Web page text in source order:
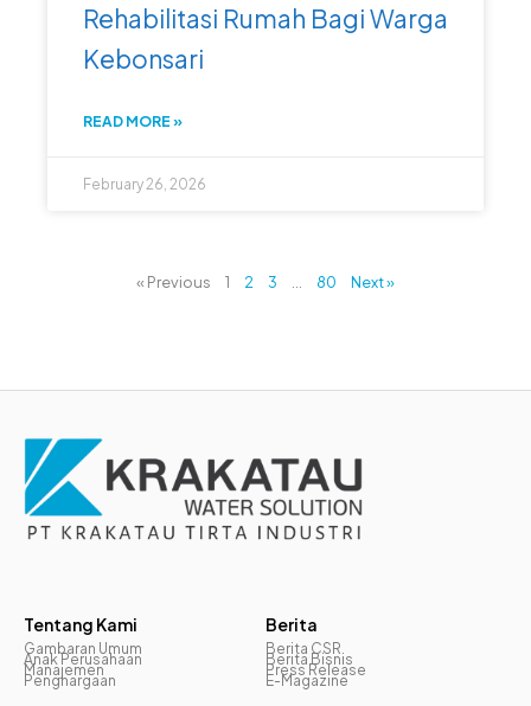
Rehabilitasi Rumah Bagi Warga
Kebonsari
READ MORE »
February 26, 2026
« Previous 1 2 3 80 Next »
Tentang Kami
Gambaran Umum
Anak Perusahaan
Manajemen
Penghargaan
Berita
Berita CSR
Berita Bisnis
Press Release
E-Magazine